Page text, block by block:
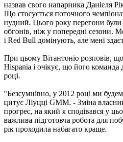
назвав свого напарника Даніеля
Що стосується поточного
нудний. Цього року перегони були
обгонів, ніж у попередні сезони.
і Red Bull домінують, але мені
При цьому Вітантоніо розповів,
Hispania і очікує, що його команда
році.
"Безсумнівно, у 2012 році ми
цитує Ліуцці GMM. - Зміна
прогрес, на який я сподівався у
важлива підготовча робота для
рік проходила набагато краще.